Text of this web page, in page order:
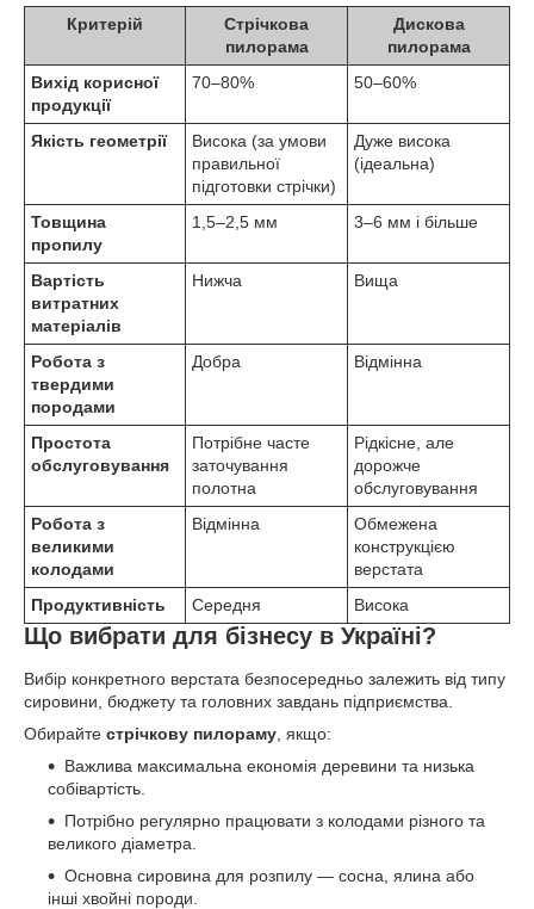
Критерій
Стрічкова
пилорама
Дискова
пилорама
Вихід корисної
продукції
70–80% 50–60%
Якість геометрії
Висока (за умови
правильної
підготовки стрічки)
Дуже висока
(ідеальна)
Товщина
пропилу
1,5–2,5 мм 3–6 мм і більше
Вартість
витратних
матеріалів
Нижча Вища
Робота з
твердими
породами
Добра Відмінна
Простота
обслуговування
Потрібне часте
заточування
полотна
Рідкісне, але
дорожче
обслуговування
Робота з
великими
колодами
Відмінна
Обмежена
конструкцією
верстата
Продуктивність
Середня Висока
Що вибрати для бізнесу в Україні?
Вибір конкретного верстата безпосередньо залежить від типу
сировини, бюджету та головних завдань підприємства.
Обирайте стрічкову пилораму , якщо:
Важлива максимальна економія деревини та низька
собівартість.
Потрібно регулярно працювати з колодами різного та
великого діаметра.
Основна сировина для розпилу — сосна, ялина або
інші хвойні породи.